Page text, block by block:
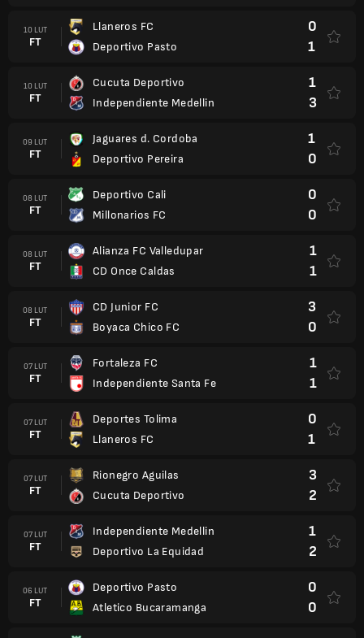
10 LUT
FT
Llaneros FC
Deportivo Pasto
0
1
10 LUT
FT
Cucuta Deportivo
Independiente Medellin
1
3
09 LUT
FT
Jaguares d. Cordoba
Deportivo Pereira
1
0
08 LUT
FT
Deportivo Cali
Millonarios FC
0
0
08 LUT
FT
Alianza FC Valledupar
CD Once Caldas
1
1
08 LUT
FT
CD Junior FC
Boyaca Chico FC
3
0
07 LUT
FT
Fortaleza FC
Independiente Santa Fe
1
1
07 LUT
FT
Deportes Tolima
Llaneros FC
0
1
07 LUT
FT
Rionegro Aguilas
Cucuta Deportivo
3
2
07 LUT
FT
Independiente Medellin
Deportivo La Equidad
1
2
06 LUT
FT
Deportivo Pasto
Atletico Bucaramanga
0
0